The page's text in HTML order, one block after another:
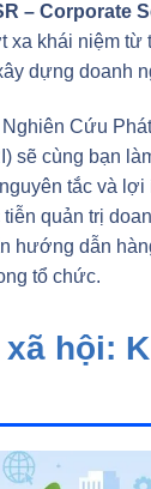
– Corporate
xa khái niệm từ
dựng doanh
Cứu
sẽ cùng bạn
tắc và lợi
quản trị
hướng dẫn
tổ chức.
hội: